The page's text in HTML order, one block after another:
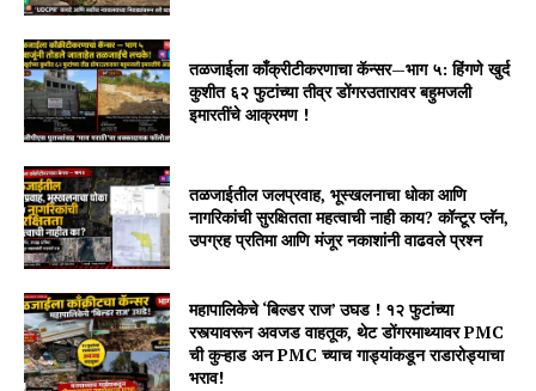
तळजाईला काँक्रीटीकरणाचा कॅन्सर—भाग ५: हिंगणे खुर्द
कुशीत ६२ फुटांच्या तीव्र डोंगरउतारावर बहुमजली
इमारतींचे आक्रमण !
तळजाईतील जलप्रवाह, भूस्खलनाचा धोका आणि
नागरिकांची सुरक्षितता महत्वाची नाही काय? कॉन्टूर प्लॅन,
उपग्रह प्रतिमा आणि मंजूर नकाशांनी वाढवले प्रश्न
महापालिकेचे ‘बिल्डर राज’ उघड ! १२ फुटांच्या
रस्त्यावरून अवजड वाहतूक, थेट डोंगरमाथ्यावर PMC
ची कुऱ्हाड अन PMC च्याच गाड्यांकडून राडारोड्याचा
भराव!